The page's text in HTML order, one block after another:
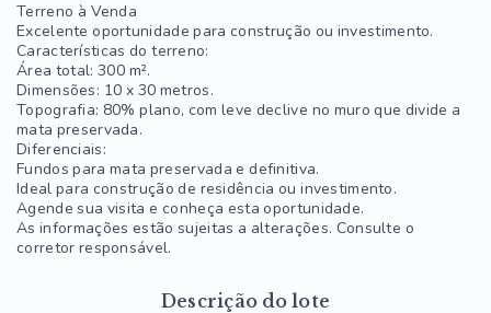
Terreno à Venda
Excelente oportunidade para construção ou investimento.
Características do terreno:
Área total: 300 m².
Dimensões: 10 x 30 metros.
Topografia: 80% plano, com leve declive no muro que divide a
mata preservada.
Diferenciais:
Fundos para mata preservada e definitiva.
Ideal para construção de residência ou investimento.
Agende sua visita e conheça esta oportunidade.
As informações estão sujeitas a alterações. Consulte o
corretor responsável.
Descrição do lote